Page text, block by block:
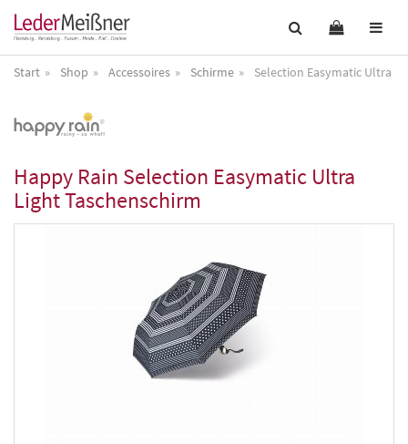
Start Shop Accessoires Schirme Selection Easymatic Ultra
Happy Rain Selection Easymatic Ultra
Light Taschenschirm